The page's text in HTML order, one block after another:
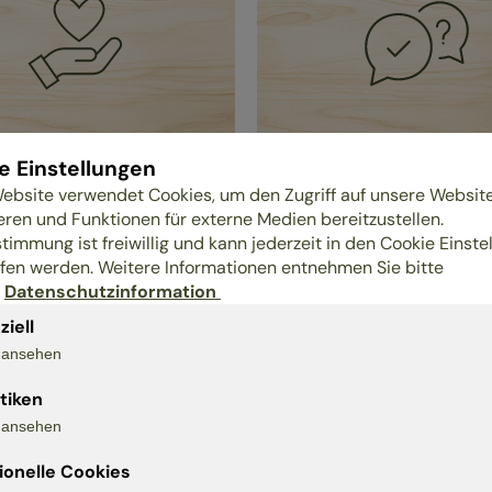
Prozent aller Hersteller
wir
D; A, CH,N,B, Nl )
Engagement
Vegan-schlafen online
Wechselnde
Entsorgung von
Einstellungen
verwendet Cookies, um den Zugriff auf unsere
und Funktionen für externe Medien bereitzustellen.
ist freiwillig und kann jederzeit in den Cookie
werden. Weitere Informationen entnehmen Sie bitte
Datenschutzinformation
Cookies